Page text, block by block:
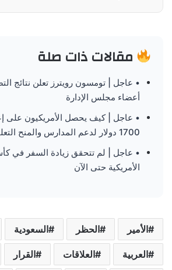
مقالات ذات صلة
• عاجل | تومسون رويترز تعلن نتائج
أعضاء مجلس الإدارة
• عاجل | كيف يحصل الأمريكيون على
1700 دولار لدعم المدارس والمنح التعليمية؟
• عاجل | لم تتحقق زيادة السفر في
الأمريكية حتى الآن
الأمير الحظر السعودية
العربية العلاقات القرار